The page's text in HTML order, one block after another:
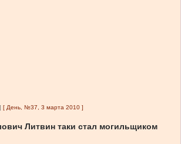
[ День, №37, 3 марта 2010 ]
Литвин таки стал могильщиком